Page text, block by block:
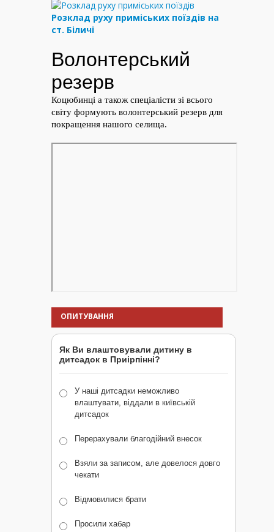
Розклад руху приміських поїздів на
ст. Біличі
ОПИТУВАННЯ
Як Ви влаштовували дитину в
дитсадок в Приірпінні?
У наші дитсадки неможливо
влаштувати, віддали в київській
дитсадок
Перерахували благодійний внесок
Взяли за записом, але довелося довго
чекати
Відмовилися брати
Просили хабар